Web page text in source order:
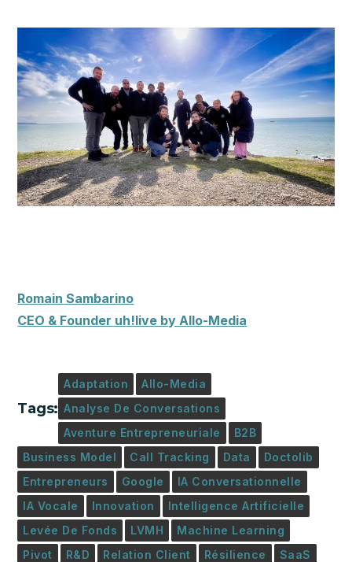
Romain Sambarino
CEO & Founder uh!live by Allo-Media
Tags:
Adaptation
Allo-Media
Analyse De Conversations
Aventure Entrepreneuriale
B2B
Business Model
Call Tracking Data
Doctolib
Entrepreneurs
Google
IA Conversationnelle
IA Vocale
Innovation
Intelligence Artificielle
Levée De Fonds
LVMH
Machine Learning
Pivot
R&D Relation Client Résilience
SaaS